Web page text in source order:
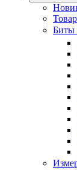
Биты